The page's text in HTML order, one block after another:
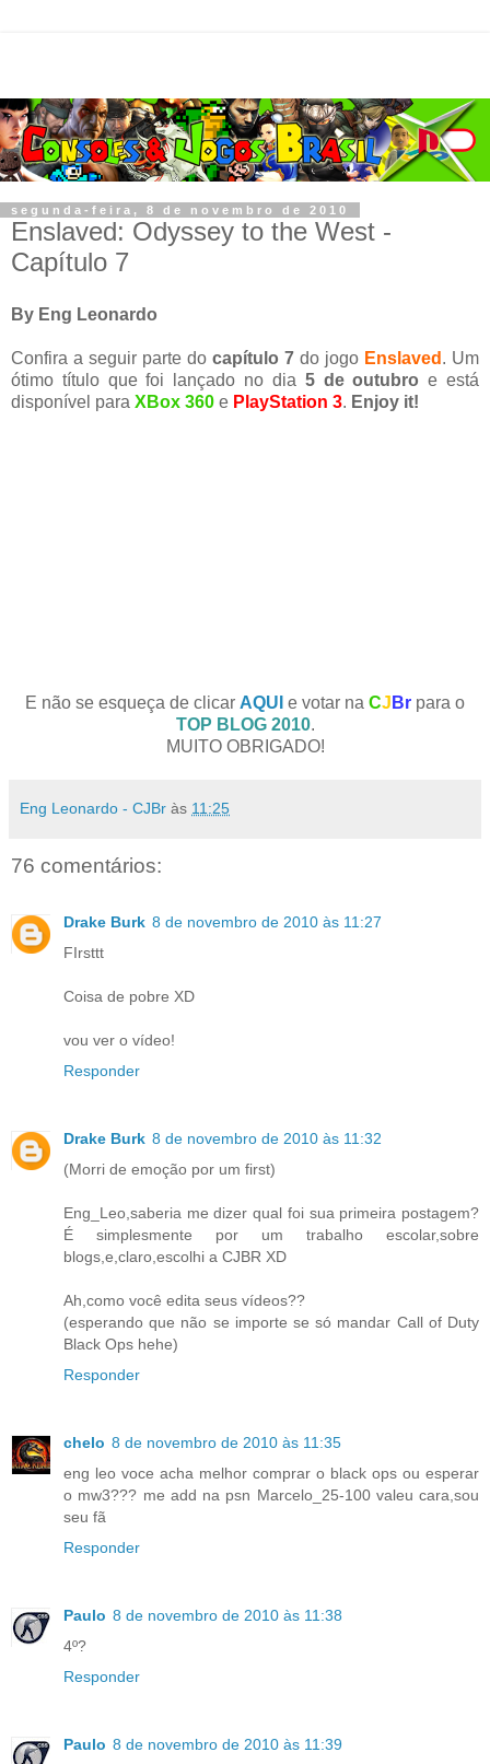
segunda-feira, 8 de novembro de 2010
Enslaved: Odyssey to the West -
Capítulo 7
By Eng Leonardo
Confira a seguir parte do capítulo 7 do jogo Enslaved . Um
ótimo título que foi lançado no dia 5 de outubro e está
disponível para XBox 360 e PlayStation 3. Enjoy it!
E não se esqueça de clicar AQUI e votar na CJ Br para o
TOP BLOG 2010.
MUITO OBRIGADO!
Eng Leonardo - CJBr às 11:25
76 comentários:
Drake Burk 8 de novembro de 2010 às 11:27
FIrsttt
Coisa de pobre XD
vou ver o vídeo!
Responder
Drake Burk 8 de novembro de 2010 às 11:32
(Morri de emoção por um first)
Eng_Leo,saberia me dizer qual foi sua primeira postagem?
É simplesmente por um trabalho escolar,sobre
blogs,e,claro,escolhi a CJBR XD
Ah,como você edita seus vídeos??
(esperando que não se importe se só mandar Call of Duty
Black Ops hehe)
Responder
chelo 8 de novembro de 2010 às 11:35
eng leo voce acha melhor comprar o black ops ou esperar
o mw3??? me add na psn Marcelo_25-100 valeu cara,sou
seu fã
Responder
Paulo 8 de novembro de 2010 às 11:38
4º?
Responder
Paulo 8 de novembro de 2010 às 11:39